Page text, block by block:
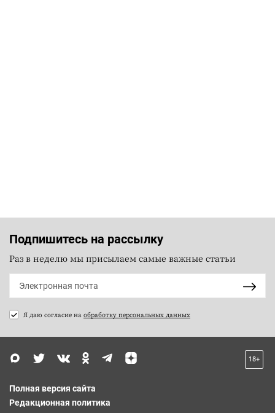
Подпишитесь на рассылку
Раз в неделю мы присылаем самые важные статьи
Я даю согласие на обработку персональных данных
18+
Полная версия сайта
Редакционная политика